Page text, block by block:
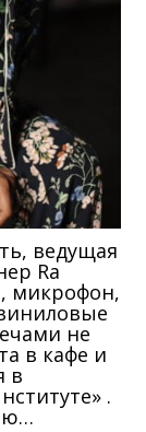
ведущая
Ra
микрофон,
не
в кафе и
в
.